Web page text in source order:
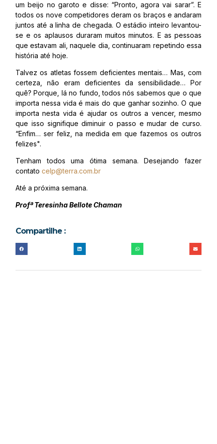
um beijo no garoto e disse: “Pronto, agora vai sarar”. E
todos os nove competidores deram os braços e andaram
juntos até a linha de chegada. O estádio inteiro levantou-
se e os aplausos duraram muitos minutos. E as pessoas
que estavam ali, naquele dia, continuaram repetindo essa
história até hoje.
Talvez os atletas fossem deficientes mentais… Mas, com
certeza, não eram deficientes da sensibilidade… Por
quê? Porque, lá no fundo, todos nós sabemos que o que
importa nessa vida é mais do que ganhar sozinho. O que
importa nesta vida é ajudar os outros a vencer, mesmo
que isso signifique diminuir o passo e mudar de curso.
“Enfim… ser feliz, na medida em que fazemos os outros
felizes".
Tenham todos uma ótima semana. Desejando fazer
contato celp@terra.com.br
Até a próxima semana.
Profª Teresinha Bellote Chaman
Compartilhe :